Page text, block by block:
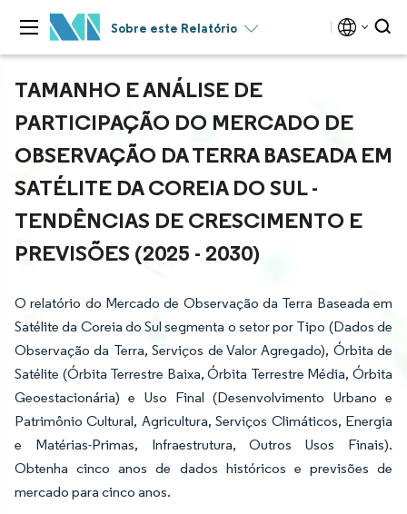
Sobre este Relatório
TAMANHO E ANÁLISE DE
PARTICIPAÇÃO DO MERCADO DE
OBSERVAÇÃO DA TERRA BASEADA EM
SATÉLITE DA COREIA DO SUL -
TENDÊNCIAS DE CRESCIMENTO E
PREVISÕES (2025 - 2030)
O relatório do Mercado de Observação da Terra Baseada em
Satélite da Coreia do Sul segmenta o setor por Tipo (Dados de
Observação da Terra, Serviços de Valor Agregado), Órbita de
Satélite (Órbita Terrestre Baixa, Órbita Terrestre Média, Órbita
Geoestacionária) e Uso Final (Desenvolvimento Urbano e
Patrimônio Cultural, Agricultura, Serviços Climáticos, Energia
e Matérias-Primas, Infraestrutura, Outros Usos Finais).
Obtenha cinco anos de dados históricos e previsões de
mercado para cinco anos.